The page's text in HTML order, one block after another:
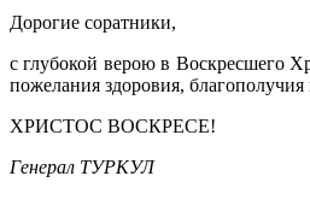
Дорогие соратники,
с глубокой верою в Воскресшего
пожелания здоровия,
ХРИСТОС ВОСКРЕСЕ!
Генерал ТУРКУЛ